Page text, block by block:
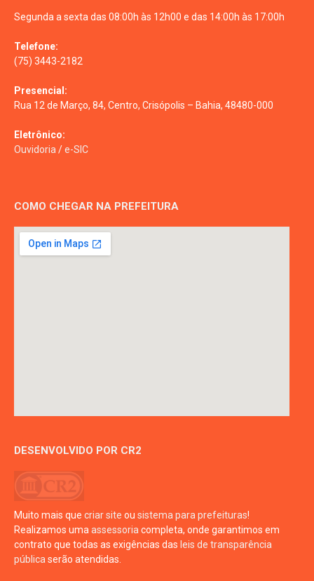
Segunda a sexta das 08:00h às 12h00 e das 14:00h às 17:00h
Telefone:
(75) 3443-2182
Presencial:
Rua 12 de Março, 84, Centro, Crisópolis – Bahia, 48480-000
Eletrônico:
Ouvidoria /e-SIC
COMO CHEGAR NA PREFEITURA
DESENVOLVIDO POR CR2
Muito mais que criar site ou sistema para prefeituras!
Realizamos uma assessoria completa, onde garantimos em
contrato que todas as exigências das leis de transparência
pública serão atendidas.